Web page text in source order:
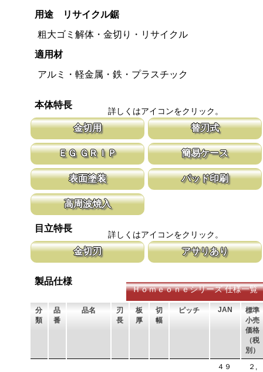
用途 リサイクル鋸
粗大ゴミ解体・金切り・リサイクル
適用材
アルミ・軽金属・鉄・プラスチック
本体特長
詳しくはアイコンをクリック。
金切用
鉄やアルミの切断にご使用ください。 リサイクルや工作に重宝し
ます。 ピアノ線等の硬い材料にはご使用いただけません。
替刃式
新しい鋸刃に取り替える事で、ご購入時
鋸刃のマーキング（右下）に替刃品番を明
ＥＧ ＧＲＩＰ
わずか５９ｇと軽量なグリップで使用時のストレスを軽減します。
替刃交換も手で回せるネジなので簡単です。
簡易ケース
鞘無しにする事でお求めやすい価格設定に
として鋸刃保護の役割を果たします。
表面塗装
鋸刃の表面に塗装を施し錆の発生を抑制しています。
パッド印刷
高周波焼入
強度を保ち刃折れを防いでいます。
目立特長
詳しくはアイコンをクリック。
金切刃
しています。 また、折れにくいように中心部には焼入れをしてお
りません。
アサリあり
製品仕様
Ｈｏｍｅｏｎｅシリーズ 仕様一覧
分
類
品
番
品名
刃
長
板
厚
切
幅
ピッチ JAN
標準
小売
価格
（税
別）
４９
２,